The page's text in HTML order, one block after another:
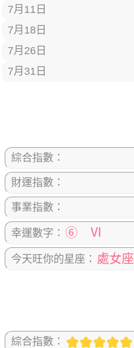
7月11日
7月18日
7月26日
7月31日
綜合指數：
財運指數：
事業指數：
幸運數字： ⑥ Ⅵ
今天旺你的星座： 處女座
綜合指數：